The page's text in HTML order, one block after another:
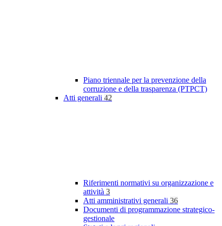
Piano triennale per la prevenzione della
corruzione e della trasparenza (PTPCT)
Atti generali 42
Riferimenti normativi su organizzazione e
attività 3
Atti amministrativi generali 36
Documenti di programmazione strategico-
gestionale